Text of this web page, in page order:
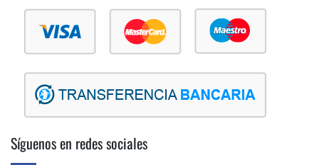
Síguenos en redes sociales